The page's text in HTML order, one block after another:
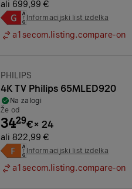
ali 699,99 €
Informacijski list izdelka
a1secom.listing.compare-on
Znamka:
PHILIPS
4K TV Philips 65MLED920
Na zalogi
Že od
3429€× 24
ali 822,99 €
Informacijski list izdelka
a1secom.listing.compare-on